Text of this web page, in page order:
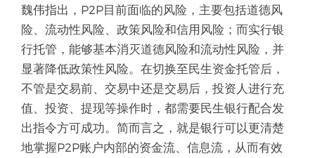
魏伟指出，P2P目前面临的风险，主要包括道德风
险、流动性风险、政策风险和信用风险；而实行银
行托管，能够基本消灭道德风险和流动性风险，并
显著降低政策性风险。在切换至民生资金托管后，
不管是交易前、交易中还是交易后，投资人进行充
值、投资、提现等操作时，都需要民生银行配合发
出指令方可成功。简而言之，就是银行可以更清楚
地掌握P2P账户内部的资金流、信息流，从而有效